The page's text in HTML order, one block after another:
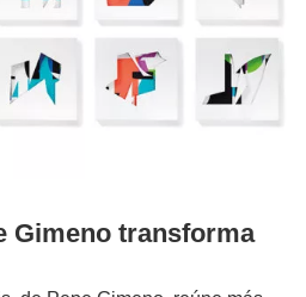
Gimeno transforma